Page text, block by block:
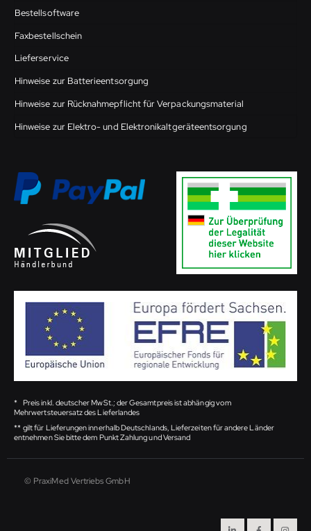
Bestellsoftware
Faxbestellschein
Lieferservice
Hinweise zur Batterieentsorgung
Hinweise zur Rücknahmepflicht für Verpackungsmaterial
Hinweise zur Elektro- und Elektronikaltgeräteentsorgung
* Preis inkl. deutscher MwSt.; der Gesamtpreis ist abhängig vom
Mehrwertsteuersatz des Lieferlandes
** gilt für Lieferungen innerhalb Deutschlands, Lieferzeiten für andere Länder
entnehmen Sie bitte dem Punkt Zahlung und Versand
© PraxiMed Vertriebs GmbH